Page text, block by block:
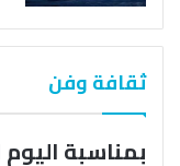
ثقافة وفن
بمناسبة